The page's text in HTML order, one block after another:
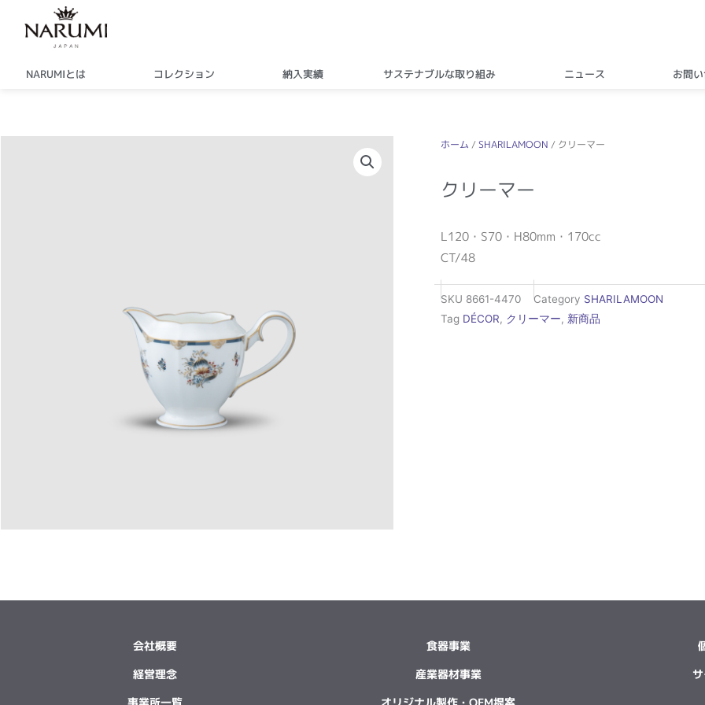
プ
NARUMIとは コレクション 納入実績 サステナブルな取り組み ニュース お問
ホーム /SHARILAMOON / クリーマー
クリーマー
L120・S70・H80mm・170cc
CT/48
SKU 8661-4470 Category SHARILAMOON
Tag DÉCOR, クリーマー, 新商品
会社概要
経営理念
事業所一覧
食器事業
産業器材事業
オリジナル製作・OEM提案